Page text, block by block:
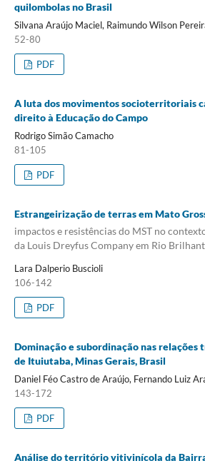
quilombolas no Brasil
Silvana Araújo Maciel, Raimundo Wilson
52-80
PDF
A luta dos movimentos socioterritoriais
direito à Educação do Campo
Rodrigo Simão Camacho
81-105
PDF
Estrangeirização de terras em Mato
impactos e resistências do MST no
da Louis Dreyfus Company em Rio
Lara Dalperio Buscioli
106-142
PDF
Dominação e subordinação nas relações
de Ituiutaba, Minas Gerais, Brasil
Daniel Féo Castro de Araújo, Fernando Luiz
143-172
PDF
Análise do território vitivinícola da